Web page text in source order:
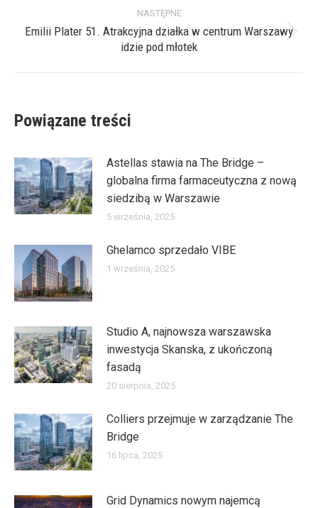
NASTĘPNE
Następny
Emilii Plater 51. Atrakcyjna działka w centrum Warszawy
idzie pod młotek
Powiązane treści
Astellas stawia na The Bridge –
globalna firma farmaceutyczna z nową
siedzibą w Warszawie
5 września, 2025
Ghelamco sprzedało VIBE
1 września, 2025
Studio A, najnowsza warszawska
inwestycja Skanska, z ukończoną
fasadą
20 sierpnia, 2025
Colliers przejmuje w zarządzanie The
Bridge
16 lipca, 2025
Grid Dynamics nowym najemcą